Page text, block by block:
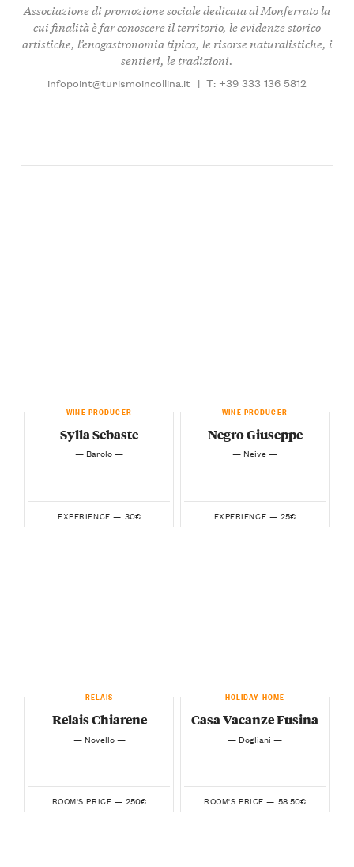
Associazione di promozione sociale dedicata al Monferrato la
cui finalità è far conoscere il territorio, le evidenze storico
artistiche, l’enogastronomia tipica, le risorse naturalistiche, i
sentieri, le tradizioni.
infopoint@turismoincollina.it | T: +39 333 136 5812
WINE PRODUCER
Sylla Sebaste
— Barolo —
EXPERIENCE — 30€
WINE PRODUCER
Negro Giuseppe
— Neive —
EXPERIENCE — 25€
RELAIS
Relais Chiarene
— Novello —
ROOM'S PRICE — 250€
HOLIDAY HOME
Casa Vacanze Fusina
— Dogliani —
ROOM'S PRICE — 58.50€